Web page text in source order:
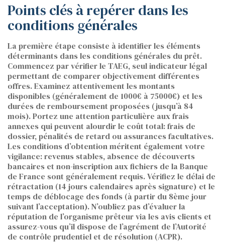
Points clés à repérer dans les
conditions générales
La première étape consiste à identifier les éléments
déterminants dans les conditions générales du prêt.
Commencez par vérifier le TAEG, seul indicateur légal
permettant de comparer objectivement différentes
offres. Examinez attentivement les montants
disponibles (généralement de 1000€ à 75000€) et les
durées de remboursement proposées (jusqu’à 84
mois). Portez une attention particulière aux frais
annexes qui peuvent alourdir le coût total: frais de
dossier, pénalités de retard ou assurances facultatives.
Les conditions d’obtention méritent également votre
vigilance: revenus stables, absence de découverts
bancaires et non-inscription aux fichiers de la Banque
de France sont généralement requis. Vérifiez le délai de
rétractation (14 jours calendaires après signature) et le
temps de déblocage des fonds (à partir du 8ème jour
suivant l’acceptation). N’oubliez pas d’évaluer la
réputation de l’organisme prêteur via les avis clients et
assurez-vous qu’il dispose de l’agrément de l’Autorité
de contrôle prudentiel et de résolution (ACPR).